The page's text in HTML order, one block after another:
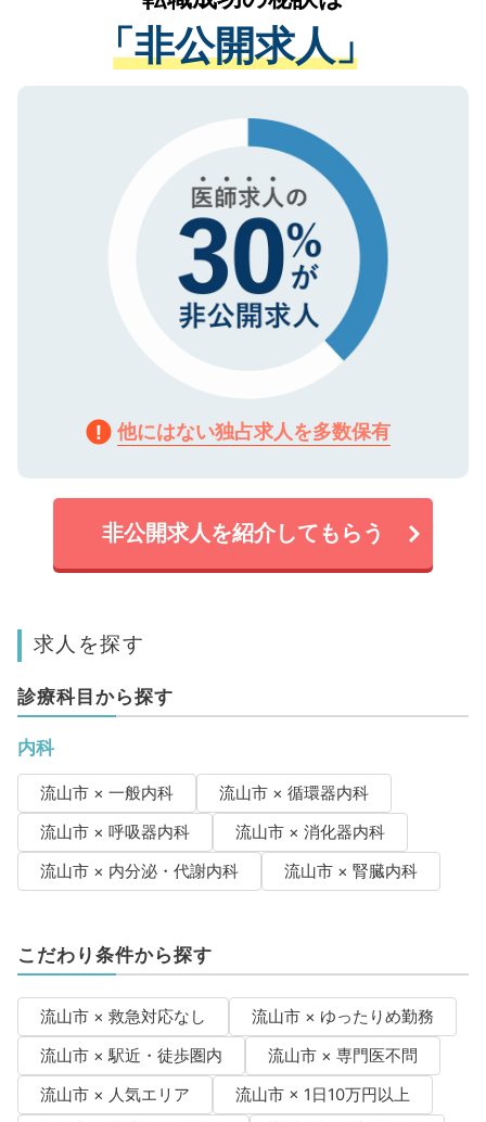
管理基準を満たした事業者のみに付与され
る、プライバシーマークを取得済みです。
で、機密保持に関してもご安心ください。
経験をまじえながら、適切なアドバイスを
させていただきます。すぐにご転職をされ
ない方には、長期的なサポートが可能です
ので、まずはご登録ください。
「非公開求人」
他にはない独占求人を多数保有
非公開求人を紹介してもらう
求人を探す
診療科目から探す
内科
流山市 × 一般内科
流山市 × 循環器内科
流山市 × 呼吸器内科
流山市 × 消化器内科
流山市 × 内分泌・代謝内科
流山市 × 腎臓内科
こだわり条件から探す
流山市 × 救急対応なし
流山市 × ゆったりめ勤務
流山市 × 駅近・徒歩圏内
流山市 × 専門医不問
流山市 × 人気エリア
流山市 × 1日10万円以上